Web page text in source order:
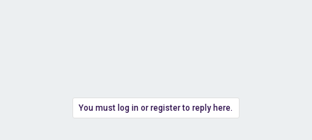
You must log in or register to reply here.